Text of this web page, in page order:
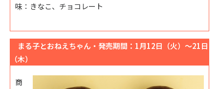
味：きなこ、チョコレート
まる子とおねえちゃん・発売期間：1月12日（火）～21日
（木）
商